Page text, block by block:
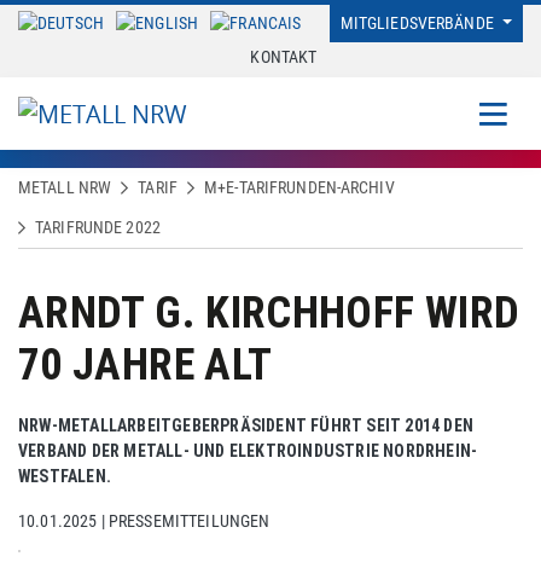
MITGLIEDSVERBÄNDE
KONTAKT
METALL NRW TARIF M+E-TARIFRUNDEN-ARCHIV
TARIFRUNDE 2022
ARNDT G. KIRCHHOFF WIRD
70 JAHRE ALT
NRW-METALLARBEITGEBERPRÄSIDENT FÜHRT SEIT 2014 DEN
VERBAND DER METALL- UND ELEKTROINDUSTRIE NORDRHEIN-
WESTFALEN.
10.01.2025 | PRESSEMITTEILUNGEN